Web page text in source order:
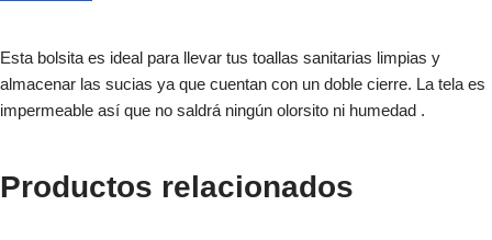
Esta bolsita es ideal para llevar tus toallas sanitarias limpias y
almacenar las sucias ya que cuentan con un doble cierre. La tela es
impermeable así que no saldrá ningún olorsito ni humedad .
Productos relacionados